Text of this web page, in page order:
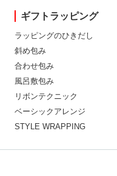
ギフトラッピング
ラッピングのひきだし
斜め包み
合わせ包み
風呂敷包み
リボンテクニック
ベーシックアレンジ
STYLE WRAPPING